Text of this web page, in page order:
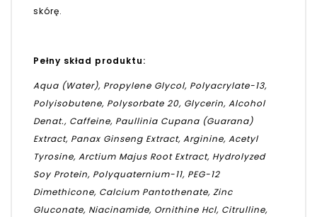
skórę.
Pełny skład produktu:
Aqua (Water), Propylene Glycol, Polyacrylate-13,
Polyisobutene, Polysorbate 20, Glycerin, Alcohol
Denat., Caffeine, Paullinia Cupana (Guarana)
Extract, Panax Ginseng Extract, Arginine, Acetyl
Tyrosine, Arctium Majus Root Extract, Hydrolyzed
Soy Protein, Polyquaternium-11, PEG-12
Dimethicone, Calcium Pantothenate, Zinc
Gluconate, Niacinamide, Ornithine Hcl, Citrulline,